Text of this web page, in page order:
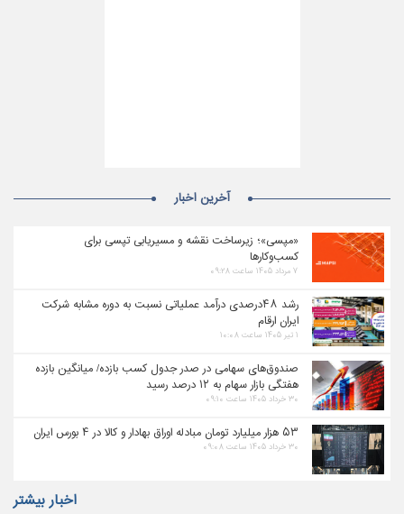
آخرین اخبار
«مپسی»؛ زیرساخت نقشه و مسیریابی تپسی برای
کسب‌وکارها
۷ مرداد ۱۴۰۵ ساعت ۰۹:۲۸
رشد ۴۸درصدی درآمد عملیاتی نسبت به دوره مشابه شرکت
ایران ارقام
۱ تیر ۱۴۰۵ ساعت ۱۰:۰۸
صندوق‌های سهامی در صدر جدول کسب بازده/ میانگین بازده
هفتگی بازار سهام به ۱۲ درصد رسید
۳۰ خرداد ۱۴۰۵ ساعت ۰۹:۱۰
۵۳ هزار میلیارد تومان مبادله اوراق بهادار و کالا در ۴ بورس ایران
۳۰ خرداد ۱۴۰۵ ساعت ۰۹:۰۸
اخبار بیشتر